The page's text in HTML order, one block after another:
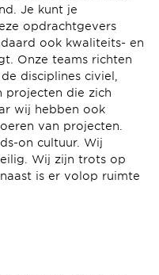
Je kunt je
opdrachtgevers
ook kwaliteits- en
Onze teams richten
disciplines civiel,
projecten die zich
wij hebben ook
van projecten.
on cultuur. Wij
Wij zijn trots op
is er volop ruimte